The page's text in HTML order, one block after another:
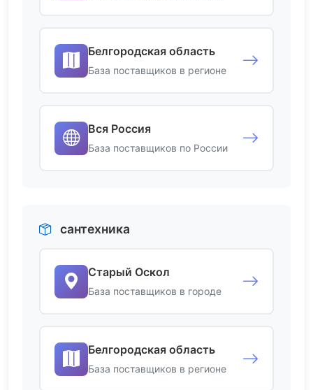
Белгородская область
База поставщиков в регионе
Вся Россия
База поставщиков по России
сантехника
Старый Оскол
База поставщиков в городе
Белгородская область
База поставщиков в регионе